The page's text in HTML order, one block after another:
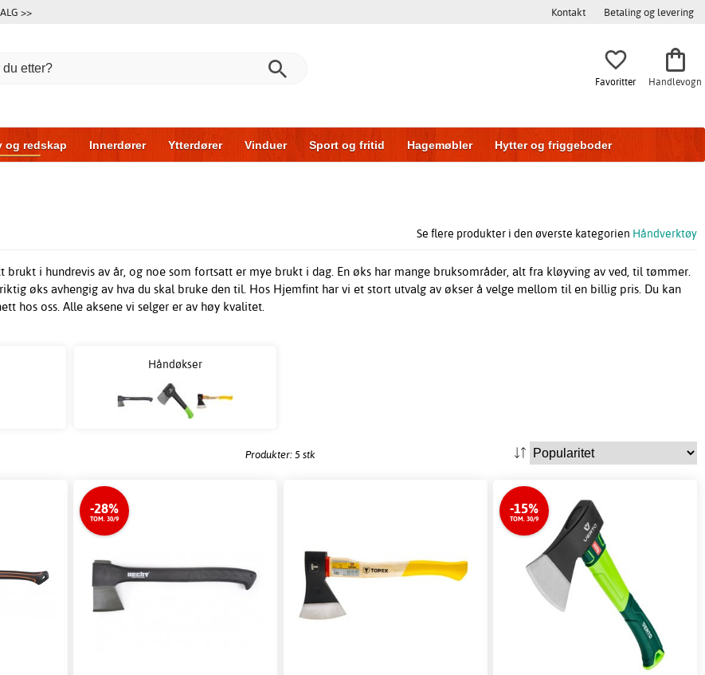
>> Kontakt Betaling og levering
Favoritter Handlevogn
og redskap Innerdører Ytterdører Vinduer Sport og fritid Hagemøbler Hytter og friggeboder
Se flere produkter i den øverste kategorien Håndverktøy
brukt i hundrevis av år, og noe som fortsatt er mye brukt i dag. En øks har mange bruksområder, alt fra kløyving av ved, til tømmer.
øks avhengig av hva du skal bruke den til. Hos Hjemfint har vi et stort utvalg av økser å velge mellom til en billig pris. Du kan
hos oss. Alle aksene vi selger er av høy kvalitet.
Håndøkser
Produkter: 5 stk
-28%
TOM. 30/9
-15%
TOM. 30/9